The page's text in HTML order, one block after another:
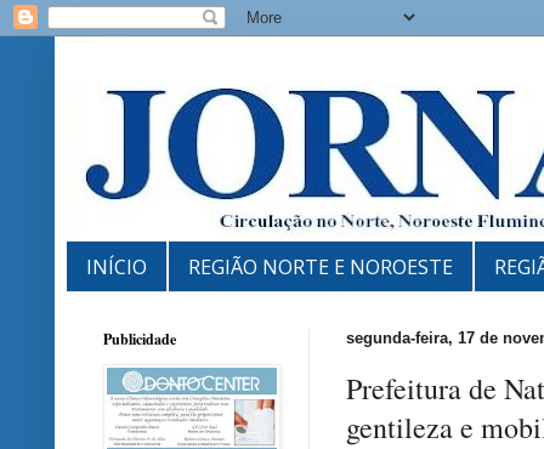
INÍCIO REGIÃO NORTE E NOROESTE
segunda-feira, 17 de
Prefeitura de
gentileza e
Publicidade